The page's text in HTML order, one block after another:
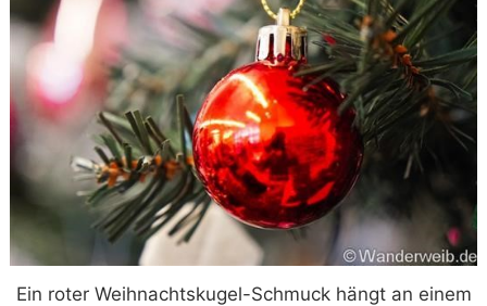
Ein roter Weihnachtskugel-Schmuck hängt an einem